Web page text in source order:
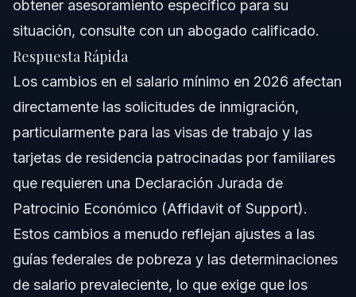
¿Puedo usar un copatrocinador para mi solicitud de
inmigración si el ingreso de mi patrocinador principal es
demasiado bajo?
¿Dónde puedo encontrar las Guías Federales de
Pobreza oficiales de 2026?
¿Existen diferentes requisitos de salario mínimo para
salarial desactualizada?
Fuentes y Referencias
obtener asesoramiento específico para su
situación, consulte con un abogado calificado.
Respuesta Rápida
Los cambios en el salario mínimo en 2026 afectan
directamente las solicitudes de inmigración,
particularmente para las visas de trabajo y las
tarjetas de residencia patrocinadas por familiares
que requieren una Declaración Jurada de
Patrocinio Económico (Affidavit of Support).
Estos cambios a menudo reflejan ajustes a las
guías federales de pobreza y las determinaciones
de salario prevaleciente, lo que exige que los